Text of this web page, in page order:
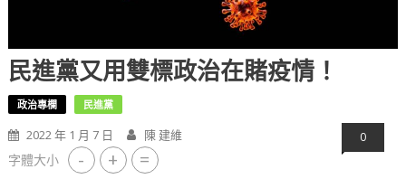
民進黨又用雙標政治在賭疫情！
政治專欄 民進黨
2022 年 1 月 7 日 陳 建維 0
字體大小 - + =